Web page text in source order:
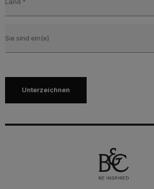
Sie sind ein(e)
Unterzeichnen